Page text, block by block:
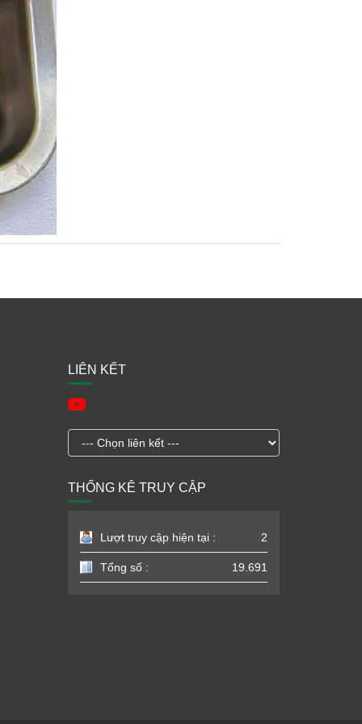
LIÊN KẾT
THỐNG KÊ TRUY CẬP
Lượt truy cập hiện tại : 2
Tổng số : 19.691